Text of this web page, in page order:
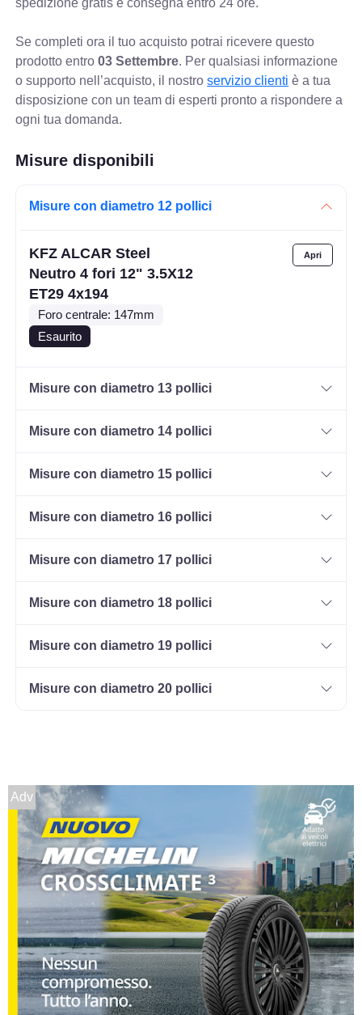
Se completi ora il tuo acquisto potrai ricevere questo
prodotto entro03 Settembre. Per qualsiasi informazione
o supporto nell’acquisto, il nostroservizio clienti è a tua
disposizione con un team di esperti pronto a rispondere a
ogni tua domanda.
Misure disponibili
Misure con diametro 12 pollici
KFZ ALCAR Steel
Neutro 4 fori 12" 3.5X12
ET29 4x194
Foro centrale: 147mm
Esaurito
Misure con diametro 13 pollici
Misure con diametro 14 pollici
Misure con diametro 15 pollici
Misure con diametro 16 pollici
Misure con diametro 17 pollici
Misure con diametro 18 pollici
Misure con diametro 19 pollici
Misure con diametro 20 pollici
Adv